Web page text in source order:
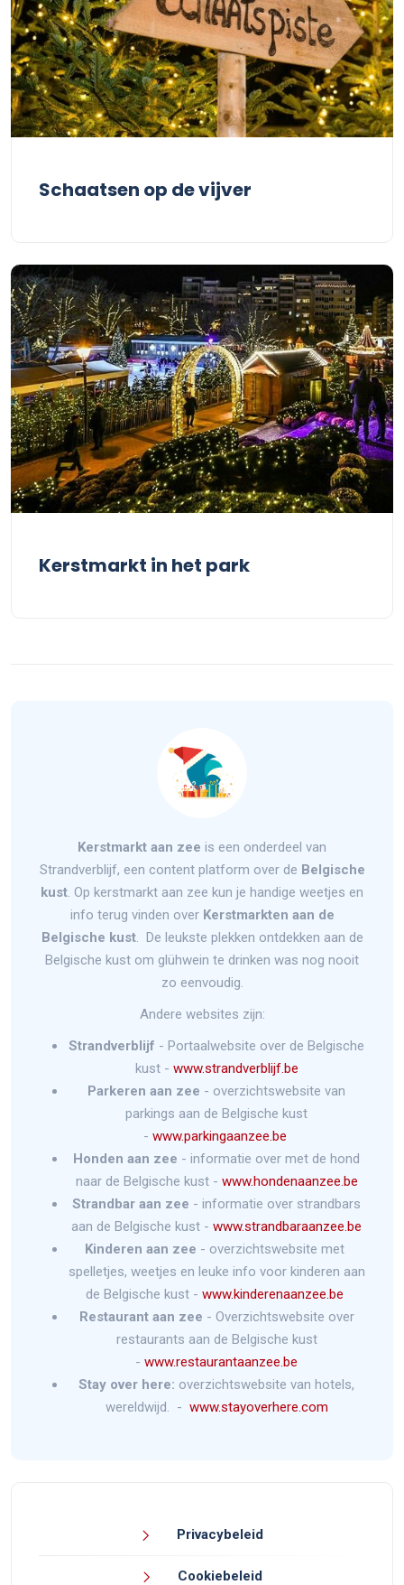
Schaatsen op de vijver
Kerstmarkt in het park
Kerstmarkt aan zee is een onderdeel van
Strandverblijf, een content platform over de Belgische
kust. Op kerstmarkt aan zee kun je handige weetjes en
info terug vinden over Kerstmarkten aan de
Belgische kust. De leukste plekken ontdekken aan de
Belgische kust om glühwein te drinken was nog nooit
zo eenvoudig.
Andere websites zijn:
Strandverblijf - Portaalwebsite over de Belgische
kust - www.strandverblijf.be
Parkeren aan zee - overzichtswebsite van
parkings aan de Belgische kust
- www.parkingaanzee.be
Honden aan zee - informatie over met de hond
naar de Belgische kust - www.hondenaanzee.be
Strandbar aan zee - informatie over strandbars
aan de Belgische kust - www.strandbaraanzee.be
Kinderen aan zee - overzichtswebsite met
spelletjes, weetjes en leuke info voor kinderen aan
de Belgische kust - www.kinderenaanzee.be
Restaurant aan zee - Overzichtswebsite over
restaurants aan de Belgische kust
- www.restaurantaanzee.be
Stay over here: overzichtswebsite van hotels,
wereldwijd. - www.stayoverhere.com
Privacybeleid
Cookiebeleid